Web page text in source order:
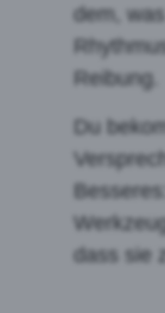
dem,
Reibung.
Du
dass sie